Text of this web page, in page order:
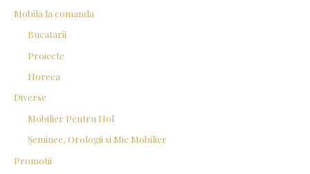
Mobila la comanda
Bucatarii
Proiecte
Horeca
Diverse
Mobilier Pentru Hol
Șeminee, Orologii si Mic Mobilier
Promotii